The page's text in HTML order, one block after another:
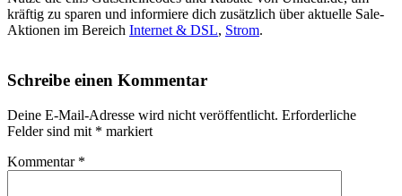
kräftig zu sparen und informiere dich zusätzlich über aktuelle Sale-
Aktionen im Bereich Internet & DSL, Strom.
Schreibe einen Kommentar
Deine E-Mail-Adresse wird nicht veröffentlicht. Erforderliche
Felder sind mit * markiert
Kommentar *